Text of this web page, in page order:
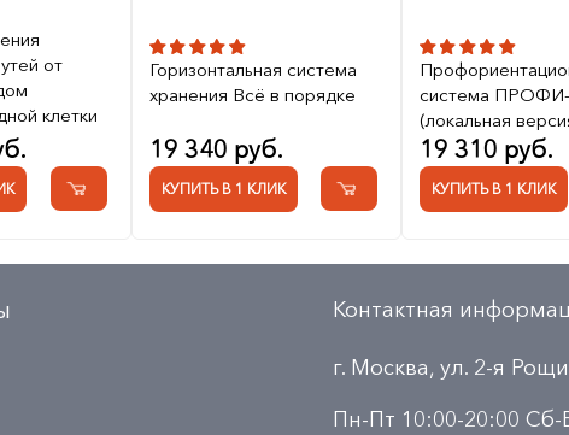
от
клетки
Горизонтальная система
хранения Всё в порядке
19 340 руб.
КУПИТЬ В 1 КЛИК
система
(локальная
19 310 руб.
КУПИТЬ В 1 КЛИК
Контактная
г. Москва, ул. 2-я
Пн-Пт 10:00-20:00 Сб-